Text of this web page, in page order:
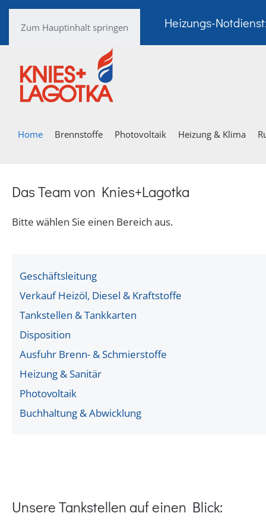
Zum Hauptinhalt springen Heizungs-
Home Brennstoffe Photovoltaik Heizung & Klima
Das Team von Knies+Lagotka
Bitte wählen Sie einen Bereich aus.
Geschäftsleitung
Verkauf Heizöl, Diesel & Kraftstoffe
Tankstellen & Tankkarten
Disposition
Ausfuhr Brenn- & Schmierstoffe
Heizung & Sanitär
Photovoltaik
Buchhaltung & Abwicklung
Unsere Tankstellen auf einen Blick: